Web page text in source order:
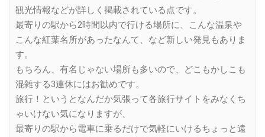
観光情報などが詳しく掲載されている点です。
最寄りの駅から2時間以内で行ける場所に、こんな温泉や
こんな紅葉名所があったなんて、など新しい発見もありま
す。
もちろん、有名じゃない場所も多いので、どこもかしこも
混雑する3連休にはお勧めです。
旅行！というとなんだか気張って各旅行サイトをみなくち
ゃいけない気になりますが、
最寄りの駅から電車に乗るだけで気軽にいけるちょっと遠